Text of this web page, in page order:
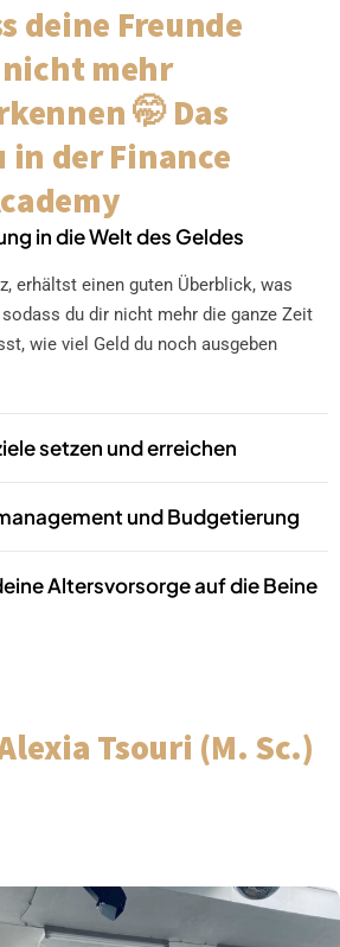
deine Freunde
mehr
🤭 Das
in der Finance
in die Welt des Geldes
erhältst einen guten Überblick, was
du dir nicht mehr die ganze Zeit
wie viel Geld du noch ausgeben
setzen und erreichen
und Budgetierung
Altersvorsorge auf die Beine
Tsouri (M. Sc.)